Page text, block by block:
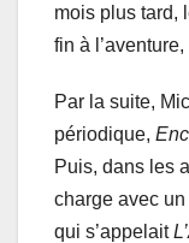
mois plus tard,
fin à
Par la suite,
périodique,
Puis, dans les
charge avec
qui s’appelait